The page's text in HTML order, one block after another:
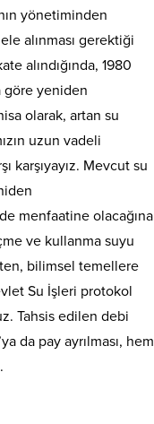
yönetiminden
alınması gerektiği
alındığında, 1980
göre yeniden
olarak, artan su
uzun vadeli
karşıyayız. Mevcut su
menfaatine olacağına
ve kullanma suyu
bilimsel temellere
Su İşleri protokol
Tahsis edilen debi
da pay ayrılması, hem